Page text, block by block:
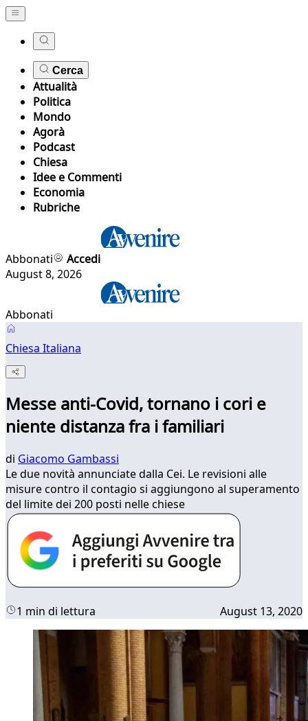
Cerca
Attualità
Politica
Mondo
Agorà
Podcast
Chiesa
Idee e Commenti
Economia
Rubriche
Abbonati
Accedi
August 8, 2026
Abbonati
Chiesa Italiana
Messe anti-Covid, tornano i cori e
niente distanza fra i familiari
di Giacomo Gambassi
Le due novità annunciate dalla Cei. Le revisioni alle
misure contro il contagio si aggiungono al superamento
del limite dei 200 posti nelle chiese
1 min di lettura August 13, 2020